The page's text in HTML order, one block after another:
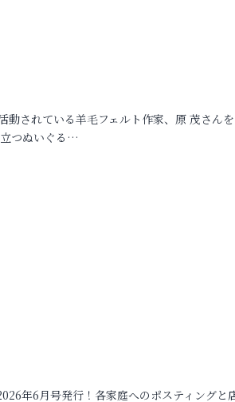
動されている羊毛フェルト作家、原 茂さん
つぬいぐる…
年6月号発行！各家庭へのポスティングと